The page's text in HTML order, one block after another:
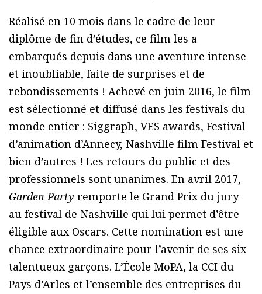
Réalisé en 10 mois dans le cadre de leur
diplôme de fin d’études, ce film les a
embarqués depuis dans une aventure intense
et inoubliable, faite de surprises et de
rebondissements ! Achevé en juin 2016, le film
est sélectionné et diffusé dans les festivals du
monde entier : Siggraph, VES awards, Festival
d’animation d’Annecy, Nashville film Festival et
bien d’autres ! Les retours du public et des
professionnels sont unanimes. En avril 2017,
Garden Party remporte le Grand Prix du jury
au festival de Nashville qui lui permet d’être
éligible aux Oscars. Cette nomination est une
chance extraordinaire pour l’avenir de ses six
talentueux garçons. L’École MoPA, la CCI du
Pays d’Arles et l’ensemble des entreprises du